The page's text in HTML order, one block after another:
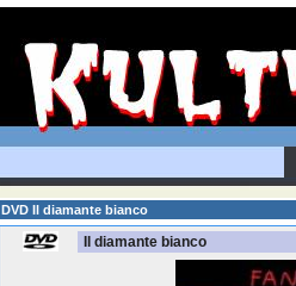
DVD Il diamante bianco
Il diamante bianco